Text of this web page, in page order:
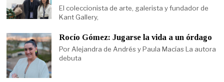
El coleccionista de arte, galerista y fundador de
Kant Gallery,
Rocío Gómez: Jugarse la vida a un órdago
Por Alejandra de Andrés y Paula Macías La autora
debuta